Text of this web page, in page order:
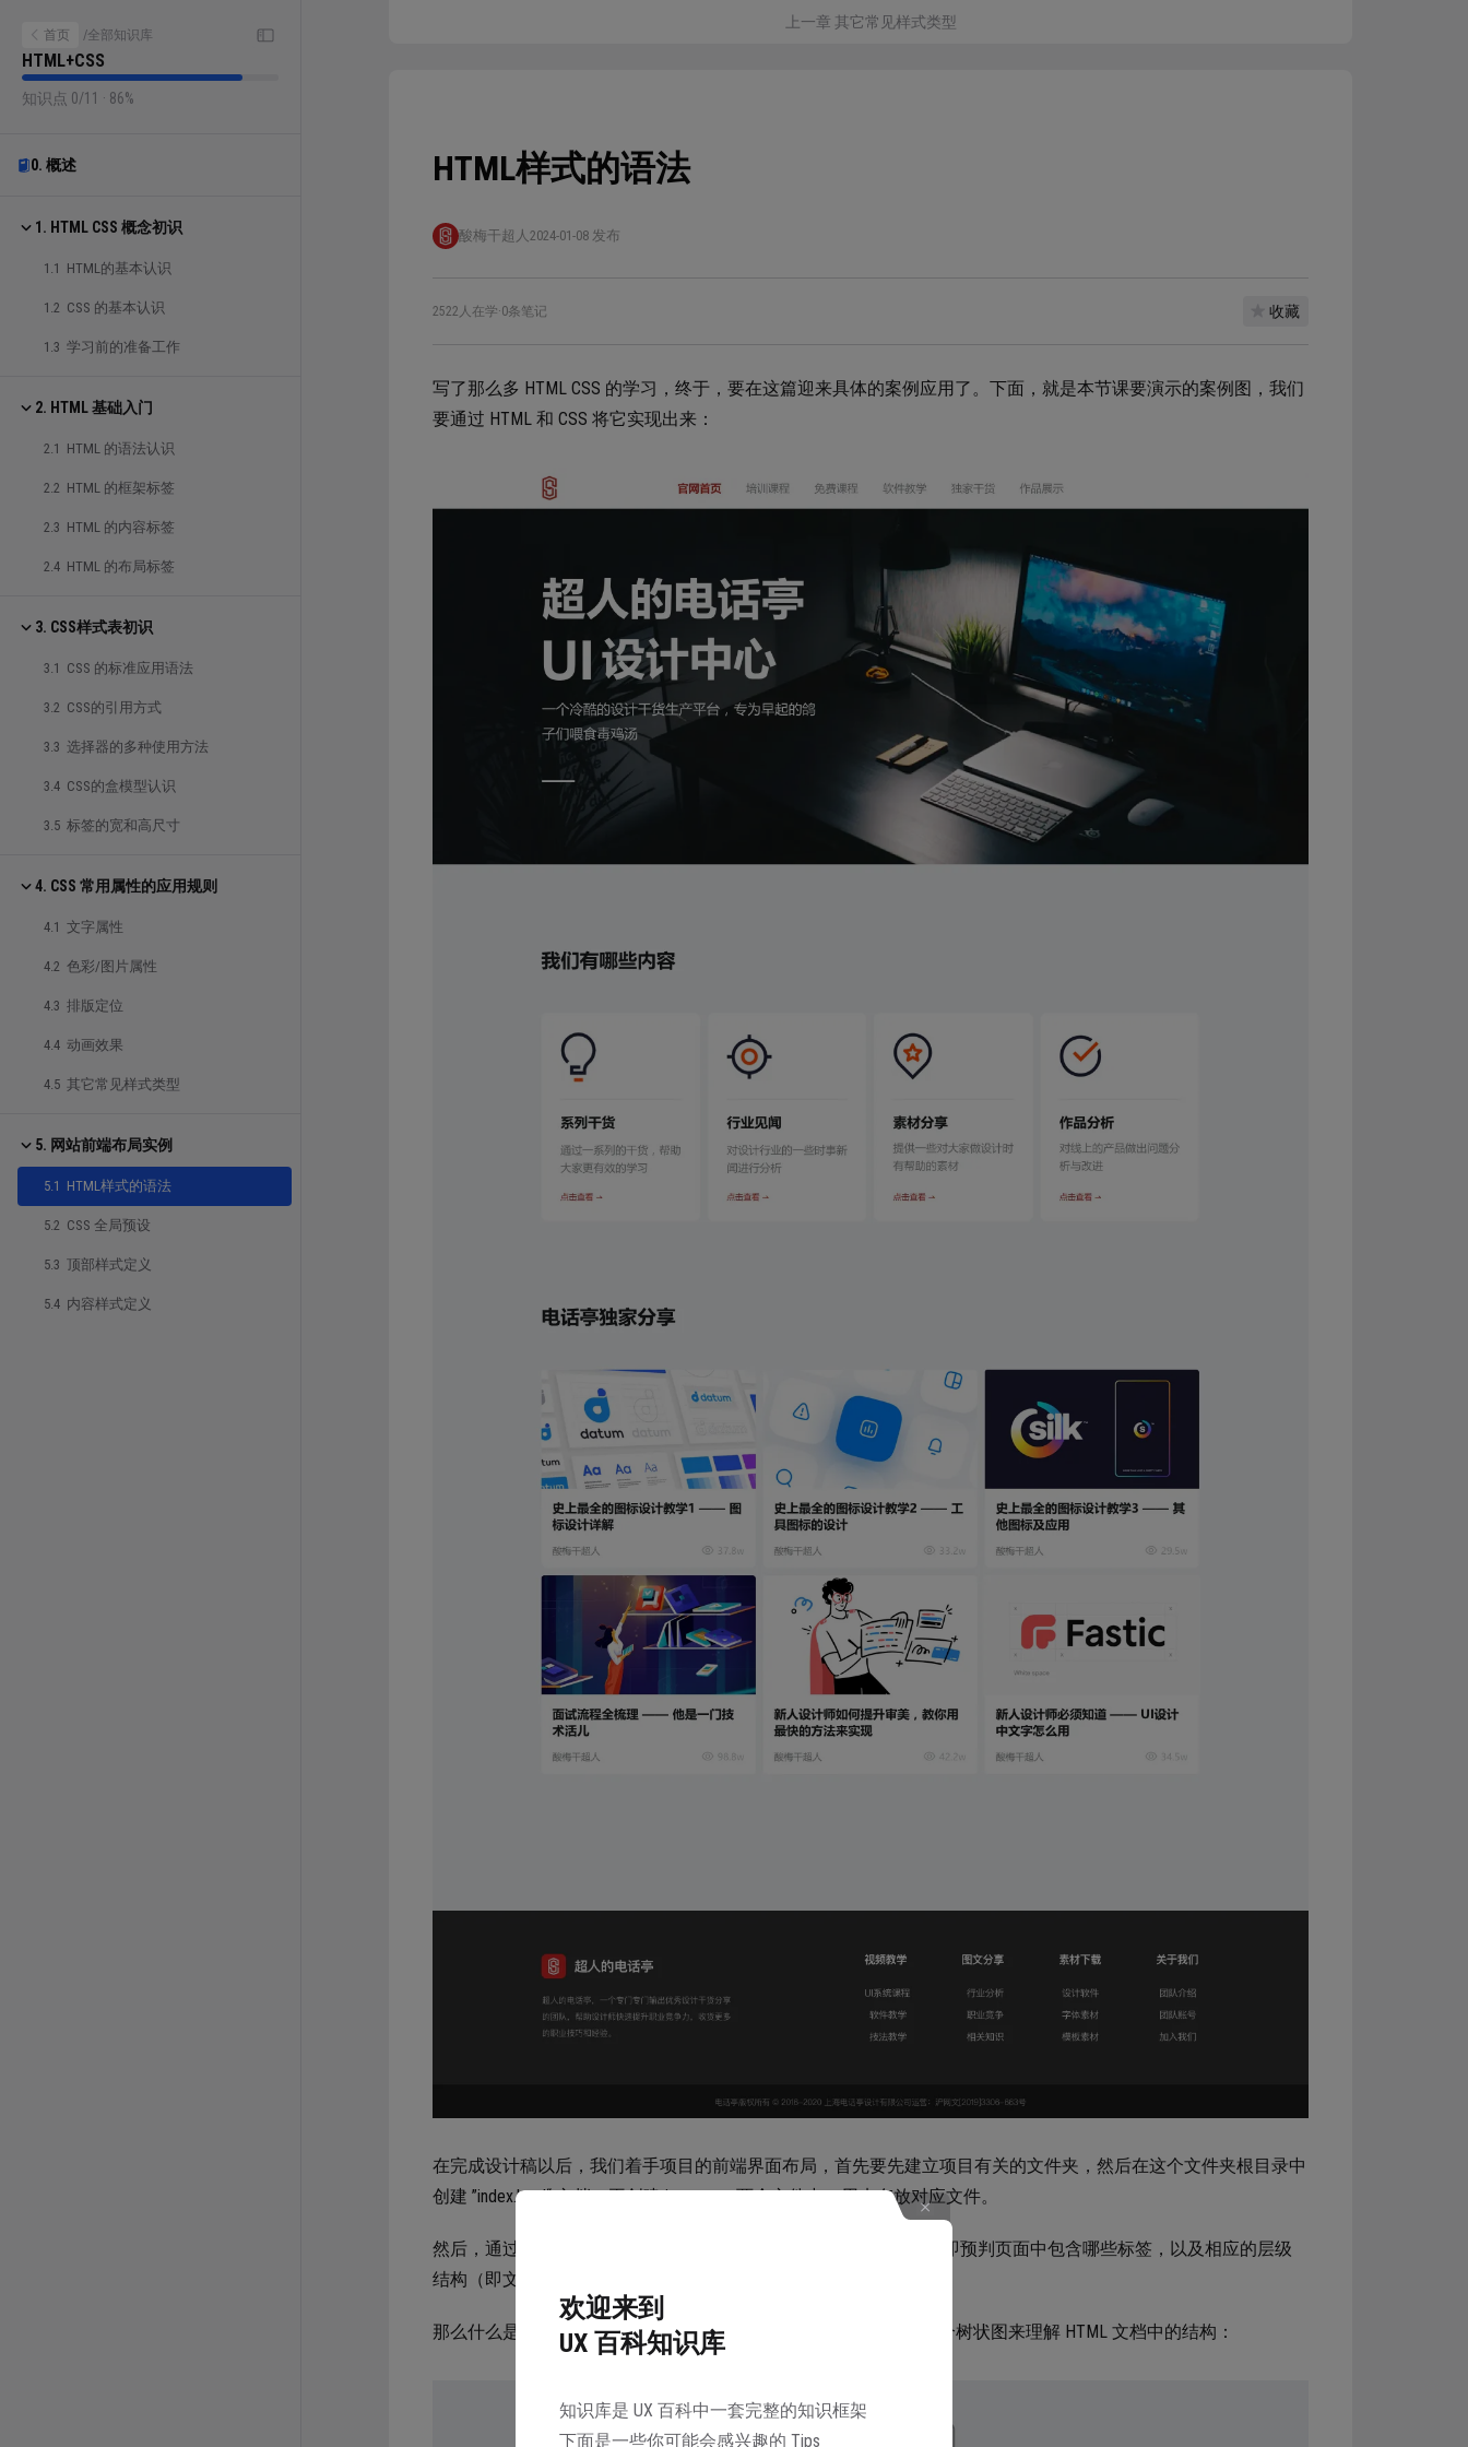
首页 /全部知识库
HTML+CSS
知识点 0/11 · 86%
0. 概述
1. HTML CSS 概念初识
1.1 HTML的基本认识
1.2 CSS 的基本认识
1.3 学习前的准备工作
2. HTML 基础入门
2.1 HTML 的语法认识
2.2 HTML 的框架标签
2.3 HTML 的内容标签
2.4 HTML 的布局标签
3. CSS样式表初识
3.1 CSS 的标准应用语法
3.2 CSS的引用方式
3.3 选择器的多种使用方法
3.4 CSS的盒模型认识
3.5 标签的宽和高尺寸
4. CSS 常用属性的应用规则
4.1 文字属性
4.2 色彩/图片属性
4.3 排版定位
4.4 动画效果
4.5 其它常见样式类型
5. 网站前端布局实例
5.1 HTML样式的语法
5.2 CSS 全局预设
5.3 顶部样式定义
5.4 内容样式定义
上一章 其它常见样式类型
HTML样式的语法
酸梅干超人 2024-01-08 发布
2522人在学·0条笔记 收藏
写了那么多 HTML CSS 的学习，终于，要在这篇迎来具体的案例应用了。下面，就是本节课要演示的案例图，我们
要通过 HTML 和 CSS 将它实现出来：
在完成设计稿以后，我们着手项目的前端界面布局，首先要先建立项目有关的文件夹，然后在这个文件夹根目录中
创建 ”index.html“ 文档，再创建 img、css 两个文件夹，用来存放对应文件。
然后，通过编辑器打开 index.html，优先完成页面的标签结构创建，即预判页面中包含哪些标签，以及相应的层级
结构（即文档对象模型 DOM），将它们码下来。
那么什么是 HTML 的代码结构呢，前面我们有略微提及，下面用一个树状图来理解 HTML 文档中的结构：
欢迎来到
UX 百科知识库
知识库是 UX 百科中一套完整的知识框架
下面是一些你可能会感兴趣的 Tips